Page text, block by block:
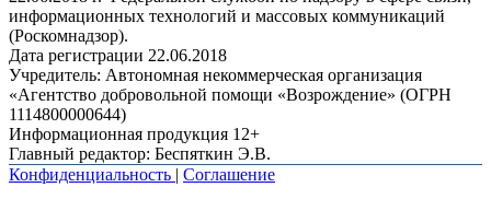
информационных технологий и массовых коммуникаций
(Роскомнадзор).
Дата регистрации 22.06.2018
Учредитель: Автономная некоммерческая организация
«Агентство добровольной помощи «Возрождение» (ОГРН
1114800000644)
Информационная продукция 12+
Главный редактор: Беспяткин Э.В.
Конфиденциальность | Соглашение